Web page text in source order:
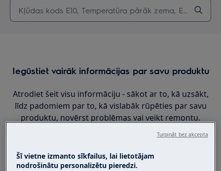
Iegūstiet vairāk informācijas par savu produktu
Atrodiet šeit visu informāciju - sākot ar to, kā uzsākt,
līdz padomiem par to, kā vislabāk rūpēties par savu
produktu, novērst problēmas vai veikt remontu.
Šī vietne izmanto sīkfailus, lai lietotājam
nodrošinātu personalizētu pieredzi.
Turpināt bez akcepta